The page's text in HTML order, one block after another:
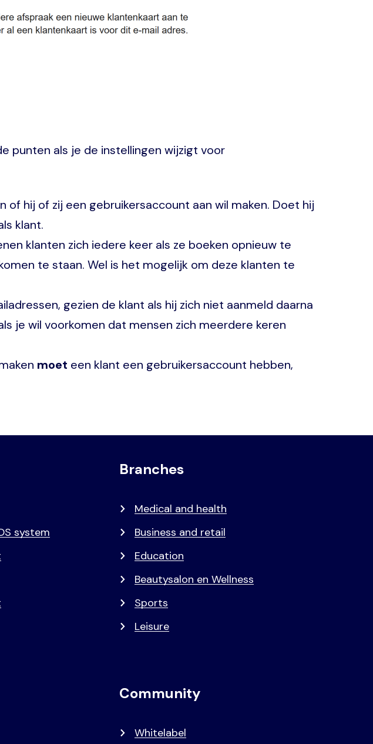
punten als je de instellingen wijzigt voor
hij of zij een gebruikersaccount aan wil maken. Doet hij
klant.
klanten zich iedere keer als ze boeken opnieuw te
te staan. Wel is het mogelijk om deze klanten te
gezien de klant als hij zich niet aanmeld daarna
je wil voorkomen dat mensen zich meerdere keren
moet een klant een gebruikersaccount hebben,
system
Branches
Medical and health
Business and retail
Education
Beautysalon en Wellness
Sports
Leisure
Community
Whitelabel